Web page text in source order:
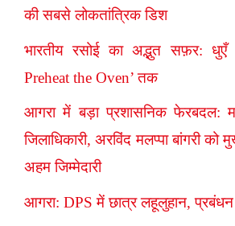
की सबसे लोकतांत्रिक डिश
भारतीय रसोई का अद्भुत सफ़र:
Preheat the Oven’ तक
आगरा में बड़ा प्रशासनिक फेरबदल:
जिलाधिकारी, अरविंद मलप्पा बांगरी को
अहम जिम्मेदारी
आगरा: DPS में छात्र लहूलुहान, प्रबंधन